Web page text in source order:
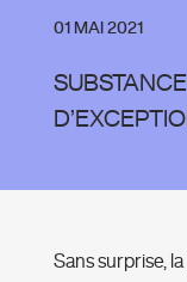
01 MAI 2021
Sans surprise,